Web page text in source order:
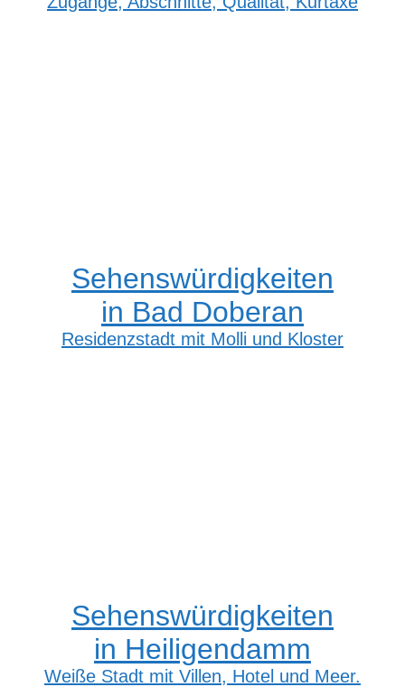
Sehenswürdigkeiten
in Bad Doberan
Residenzstadt mit Molli und Kloster
Sehenswürdigkeiten
in Heiligendamm
Weiße Stadt mit Villen, Hotel und Meer.